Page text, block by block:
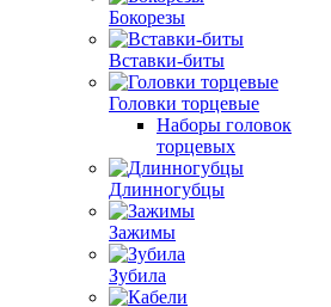
Бокорезы
Вставки-биты
Головки торцевые
Наборы головок
торцевых
Длинногубцы
Зажимы
Зубила